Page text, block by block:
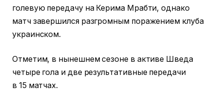
голевую передачу на Керима Мрабти, однако
матч завершился разгромным поражением клуба
украинском.
Отметим, в нынешнем сезоне в активе Шведа
четыре гола и две результативные передачи
в 15 матчах.